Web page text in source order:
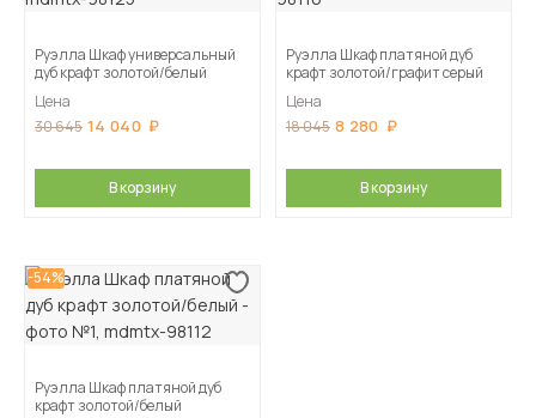
Руэлла Шкаф универсальный
дуб крафт золотой/белый
Цена
30 645 14 040
В корзину
Руэлла Шкаф платяной дуб
крафт золотой/графит серый
Цена
18 045 8 280
В корзину
-54%
Руэлла Шкаф платяной дуб
крафт золотой/белый